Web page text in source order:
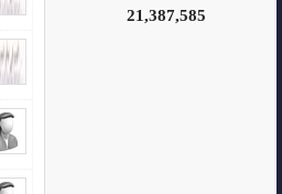
21,387,585